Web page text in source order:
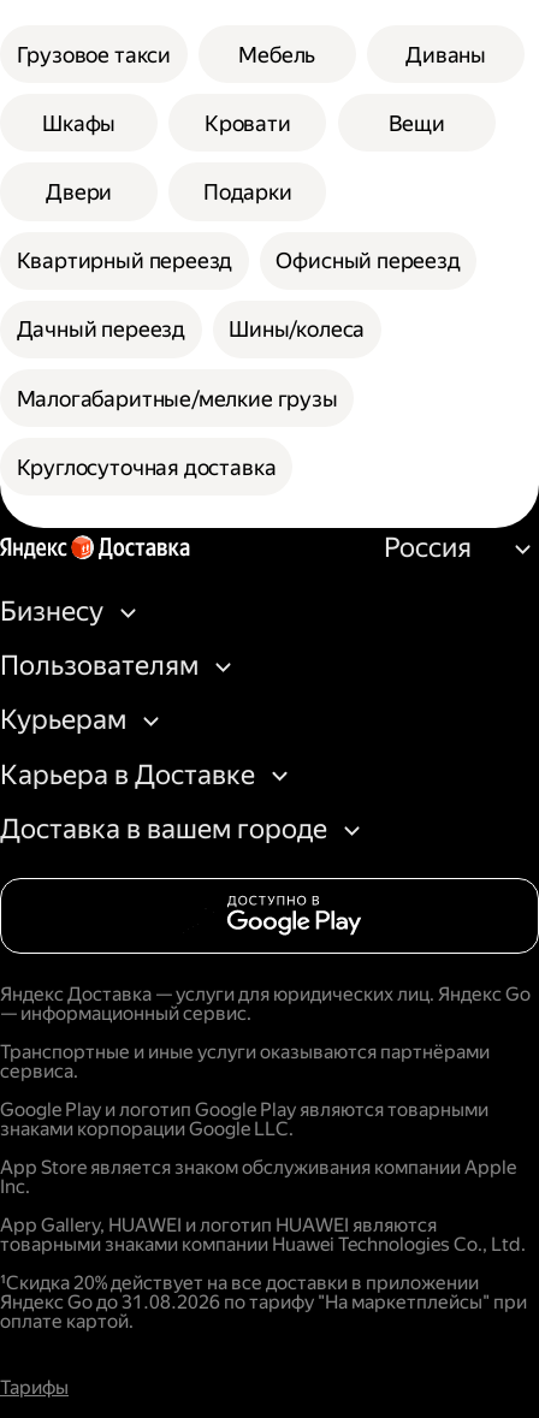
Грузовое такси Мебель Диваны
Шкафы Кровати Вещи
Двери Подарки
Квартирный переезд Офисный переезд
Дачный переезд Шины/колеса
Малогабаритные/мелкие грузы
Круглосуточная доставка
Россия
Бизнесу
Пользователям
Курьерам
Карьера в Доставке
Доставка в вашем городе
Яндекс Доставка — услуги для юридических лиц. Яндекс Go
— информационный сервис.
Транспортные и иные услуги оказываются партнёрами
сервиса.
Google Play и логотип Google Play являются товарными
знаками корпорации Google LLC.
App Store является знаком обслуживания компании Apple
Inc.
App Gallery, HUAWEI и логотип HUAWEI являются
товарными знаками компании Huawei Technologies Co., Ltd.
¹Скидка 20% действует на все доставки в приложении
Яндекс Go до 31.08.2026 по тарифу "На маркетплейсы" при
оплате картой.
Тарифы